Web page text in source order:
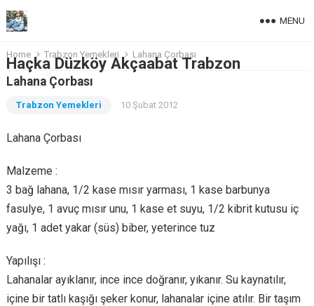
Haçka Düzköy Akçaabat Trabzon
MENU
Home Trabzon Yemekleri Lahana Çorbası
Lahana Çorbası
Trabzon Yemekleri 10 Şubat 2012
Lahana Çorbası
Malzeme :
3 bağ lahana, 1/2 kase mısır yarması, 1 kase barbunya
fasulye, 1 avuç mısır unu, 1 kase et suyu, 1/2 kibrit kutusu iç
yağı, 1 adet yakar (süs) biber, yeterince tuz
Yapılışı :
Lahanalar ayıklanır, ince ince doğranır, yıkanır. Su kaynatılır,
içine bir tatlı kaşığı şeker konur, lahanalar içine atılır. Bir taşım